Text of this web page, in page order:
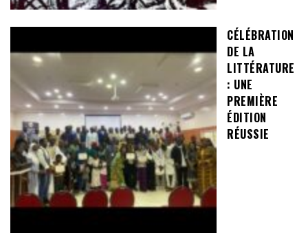
CÉLÉBRATION
DE LA
LITTÉRATURE
: UNE
PREMIÈRE
ÉDITION
RÉUSSIE